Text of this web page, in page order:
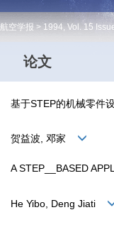
航空学报 > 1994, Vol. 15
论文
基于STEP的机械零件
贺益波, 邓家
A STEP__BASED
He Yibo, Deng Jiati